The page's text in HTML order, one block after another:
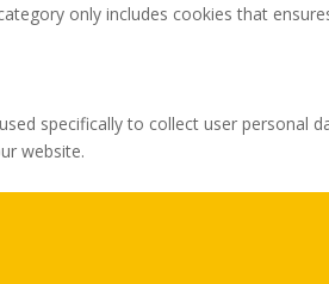
only includes cookies that
specifically to collect user personal
website.